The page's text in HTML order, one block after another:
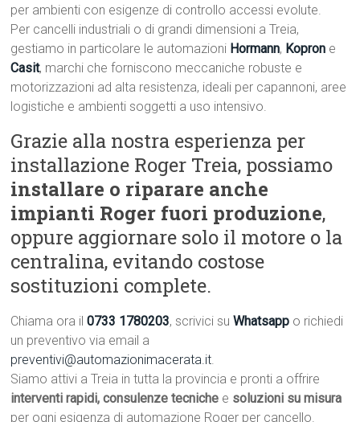
per ambienti con esigenze di controllo accessi evolute.
Per cancelli industriali o di grandi dimensioni a Treia,
gestiamo in particolare le automazioni Hormann, Kopron e
Casit, marchi che forniscono meccaniche robuste e
motorizzazioni ad alta resistenza, ideali per capannoni, aree
logistiche e ambienti soggetti a uso intensivo.
Grazie alla nostra esperienza per
installazione Roger Treia, possiamo
installare o riparare anche
impianti Roger fuori produzione,
oppure aggiornare solo il motore o la
centralina, evitando costose
sostituzioni complete.
Chiama ora il0733 1780203, scrivici suWhatsapp o richiedi
un preventivo via email a
preventivi@automazionimacerata.it.
Siamo attivi a Treia in tutta la provincia e pronti a offrire
interventi rapidi, consulenze tecniche e soluzioni su misura
per ogni esigenza di automazione Roger per cancello.